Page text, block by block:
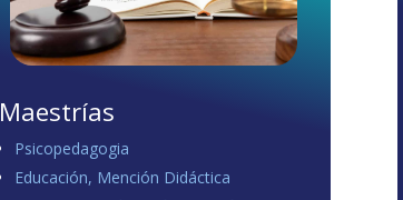
Maestrías
Psicopedagogia
Educación, Mención Didáctica